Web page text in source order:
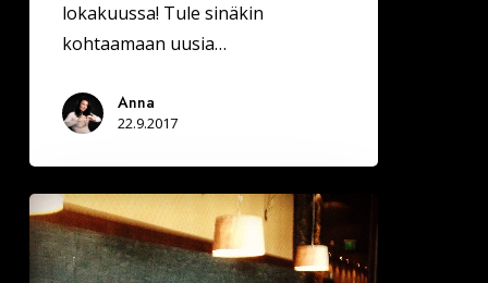
lokakuussa! Tule sinäkin
kohtaamaan uusia…
Anna
22.9.2017
TURKU,
HELSINKI,
TAMPERE